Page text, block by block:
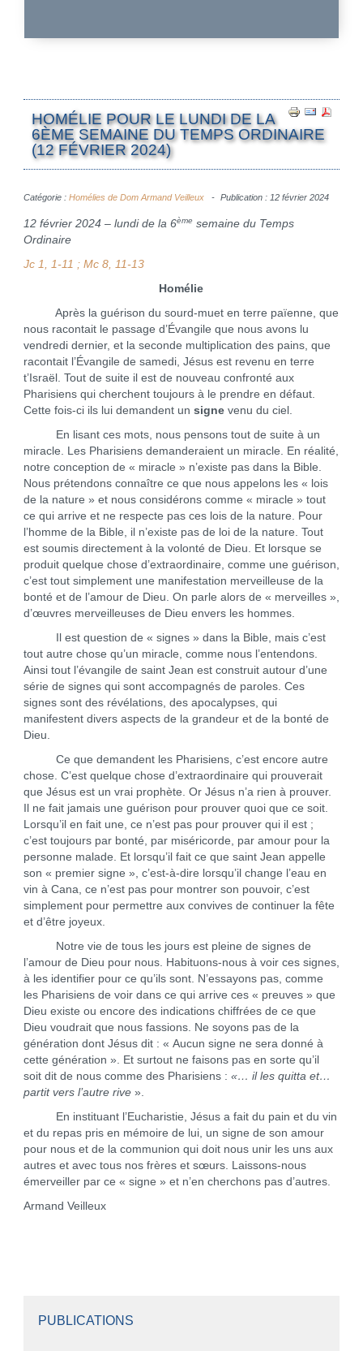
HOMÉLIE POUR LE LUNDI DE LA
6ÈME SEMAINE DU TEMPS ORDINAIRE
(12 FÉVRIER 2024)
Catégorie : Homélies de Dom Armand Veilleux Publication : 12 février 2024
12 février 2024 – lundi de la 6ème semaine du Temps
Ordinaire
Jc 1, 1-11 ; Mc 8, 11-13
Homélie
Après la guérison du sourd-muet en terre païenne, que
nous racontait le passage d’Évangile que nous avons lu
vendredi dernier, et la seconde multiplication des pains, que
racontait l’Évangile de samedi, Jésus est revenu en terre
t’Israël. Tout de suite il est de nouveau confronté aux
Pharisiens qui cherchent toujours à le prendre en défaut.
Cette fois-ci ils lui demandent un signevenu du ciel.
En lisant ces mots, nous pensons tout de suite à un
miracle. Les Pharisiens demanderaient un miracle. En réalité,
notre conception de « miracle » n’existe pas dans la Bible.
Nous prétendons connaître ce que nous appelons les « lois
de la nature » et nous considérons comme « miracle » tout
ce qui arrive et ne respecte pas ces lois de la nature. Pour
l’homme de la Bible, il n’existe pas de loi de la nature. Tout
est soumis directement à la volonté de Dieu. Et lorsque se
produit quelque chose d’extraordinaire, comme une guérison,
c’est tout simplement une manifestation merveilleuse de la
bonté et de l’amour de Dieu. On parle alors de « merveilles »,
d’œuvres merveilleuses de Dieu envers les hommes.
Il est question de « signes » dans la Bible, mais c’est
tout autre chose qu’un miracle, comme nous l’entendons.
Ainsi tout l’évangile de saint Jean est construit autour d’une
série de signes qui sont accompagnés de paroles. Ces
signes sont des révélations, des apocalypses, qui
manifestent divers aspects de la grandeur et de la bonté de
Dieu.
Ce que demandent les Pharisiens, c’est encore autre
chose. C’est quelque chose d’extraordinaire qui prouverait
que Jésus est un vrai prophète. Or Jésus n’a rien à prouver.
Il ne fait jamais une guérison pour prouver quoi que ce soit.
Lorsqu’il en fait une, ce n’est pas pour prouver qui il est ;
c’est toujours par bonté, par miséricorde, par amour pour la
personne malade. Et lorsqu’il fait ce que saint Jean appelle
son « premier signe », c’est-à-dire lorsqu’il change l’eau en
vin à Cana, ce n’est pas pour montrer son pouvoir, c’est
simplement pour permettre aux convives de continuer la fête
et d’être joyeux.
Notre vie de tous les jours est pleine de signes de
l’amour de Dieu pour nous. Habituons-nous à voir ces signes,
à les identifier pour ce qu’ils sont. N’essayons pas, comme
les Pharisiens de voir dans ce qui arrive ces « preuves » que
Dieu existe ou encore des indications chiffrées de ce que
Dieu voudrait que nous fassions. Ne soyons pas de la
génération dont Jésus dit : « Aucun signe ne sera donné à
cette génération ». Et surtout ne faisons pas en sorte qu’il
soit dit de nous comme des Pharisiens : «… il les quitta et…
partit vers l’autre rive».
En instituant l’Eucharistie, Jésus a fait du pain et du vin
et du repas pris en mémoire de lui, un signe de son amour
pour nous et de la communion qui doit nous unir les uns aux
autres et avec tous nos frères et sœurs. Laissons-nous
émerveiller par ce « signe » et n’en cherchons pas d’autres.
Armand Veilleux
PUBLICATIONS